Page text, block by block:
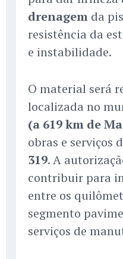
drenagem da
resistência da
e instabilidade.
O material será
localizada no
(a 619 km de
obras e serviços
319. A
contribuir para
entre os
segmento
serviços de